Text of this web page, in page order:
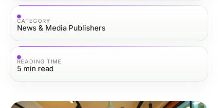
CATEGORY
News & Media Publishers
READING TIME
5 min read